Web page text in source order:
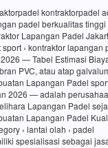
kontraktorpadel
padel berkualitas tinggi
Lapangan Padel
sport › kontraktor lapangan
— Tabel Estimasi
PVC, atau atap
Lapangan Padel
2026 — adalah
Lapangan Padel
Lapangan Padel
› lantai olah › padel
spesialisasi sebagai